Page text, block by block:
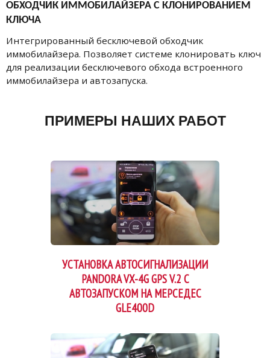
ОБХОДЧИК ИММОБИЛАЙЗЕРА С КЛОНИРОВАНИЕМ
КЛЮЧА
Интегрированный бесключевой обходчик
иммобилайзера. Позволяет системе клонировать ключ
для реализации бесключевого обхода встроенного
иммобилайзера и автозапуска.
ПРИМЕРЫ НАШИХ РАБОТ
УСТАНОВКА АВТОСИГНАЛИЗАЦИИ
PANDORA VX-4G GPS V.2 С
АВТОЗАПУСКОМ НА МЕРСЕДЕС
GLE400D